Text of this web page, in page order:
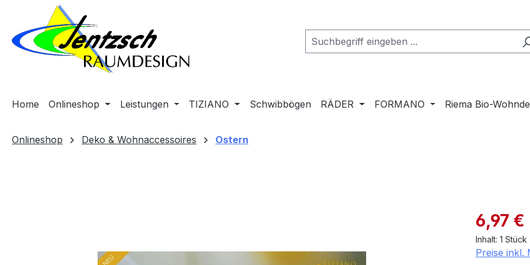
Hauptinhalt springen
Zur Suche springen
Zur Hauptnavigation springen
Home Onlineshop Leistungen TIZIANO Schwibbögen RÄDER FORMANO Riema Bio-
Onlineshop Deko & Wohnaccessoires Ostern
6,97 €
Inhalt: 1 Stück
Preise inkl.